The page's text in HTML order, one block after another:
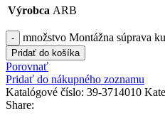
Výrobca ARB
množstvo Montážna súprava
Pridať do košíka
Porovnať
Pridať do nákupného zoznamu
Katalógové číslo: 39-3714010
Share: